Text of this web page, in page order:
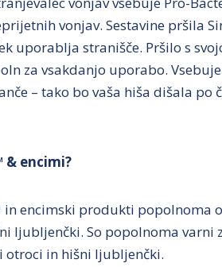
vonjav. Sestavine pršila
uporablja stranišče. Pršilo s
za vsakdanjo uporabo.
– tako bo vaša hiša dišala po
& encimi?
encimski produkti popolnoma
ljubljenčki. So popolnoma varni
otroci in hišni ljubljenčki.